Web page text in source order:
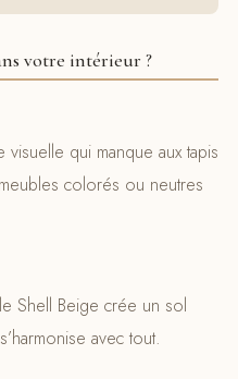
votre intérieur ?
qui manque aux tapis
colorés ou neutres
Shell Beige crée un sol
avec tout.